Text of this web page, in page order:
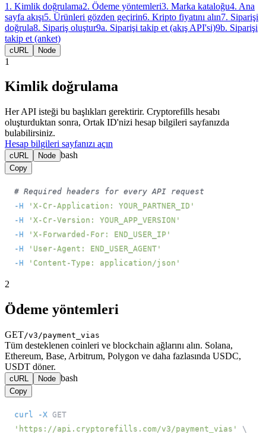
1 . Kimlik doğrulama2. Ödeme yöntemleri3. Marka kataloğu4. Ana
sayfa akışı5. Ürünleri gözden geçirin6. Kripto fiyatını alın7. Siparişi
doğrula8. Sipariş oluştur9a. Siparişi takip et (akış API'si)9b. Siparişi
takip et (anket)
cURL Node
1
Kimlik doğrulama
Her API isteği bu başlıkları gerektirir. Cryptorefills hesabı
oluşturduktan sonra, Ortak ID'nizi hesap bilgileri sayfanızda
bulabilirsiniz.
Hesap bilgileri sayfanızı açın
cURL Node bash
Copy
# Required headers for every API request
-H
'X-Cr-Application: YOUR_PARTNER_ID'
-H
'X-Cr-Version: YOUR_APP_VERSION'
-H
'X-Forwarded-For: END_USER_IP'
-H
'User-Agent: END_USER_AGENT'
-H
'Content-Type: application/json'
2
Ödeme yöntemleri
GET/v3/payment_vias
Tüm desteklenen coinleri ve blockchain ağlarını alın. Solana,
Ethereum, Base, Arbitrum, Polygon ve daha fazlasında USDC,
USDT döner.
cURL Node bash
Copy
curl -X
'https://api.cryptorefills.com/v3/payment_vias'
\